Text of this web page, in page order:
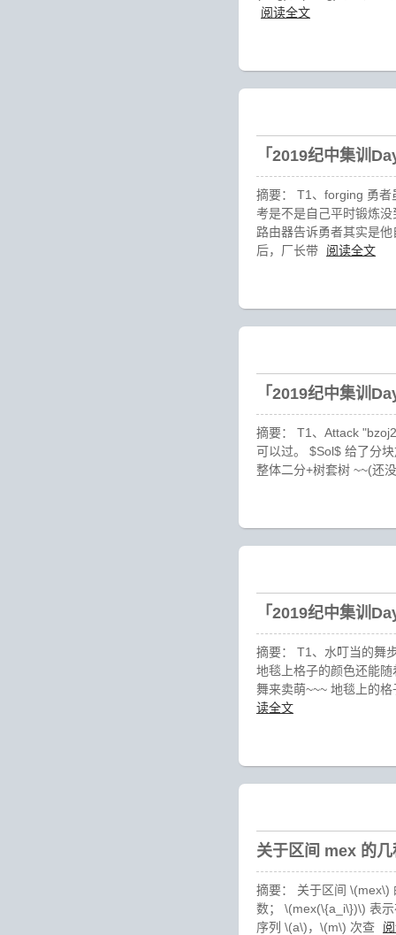
阅读全文
「2019纪中集训
摘要： T1、forging 勇者
考是不是自己平时锻炼
路由器告诉勇者其实是
后，厂长带
阅读全文
「2019纪中集训
摘要： T1、Attack
可以过。 $Sol$ 给了分
整体二分+树套树 ~~(还
「2019纪中集训
摘要： T1、水叮当的舞
地毯上格子的颜色还能
舞来卖萌~~~ 地毯上的
读全文
关于区间 mex 的
摘要： 关于区间 \(mex\)
数； \(mex(\{a_i\})\) 表
序列 \(a\)，\(m\) 次查